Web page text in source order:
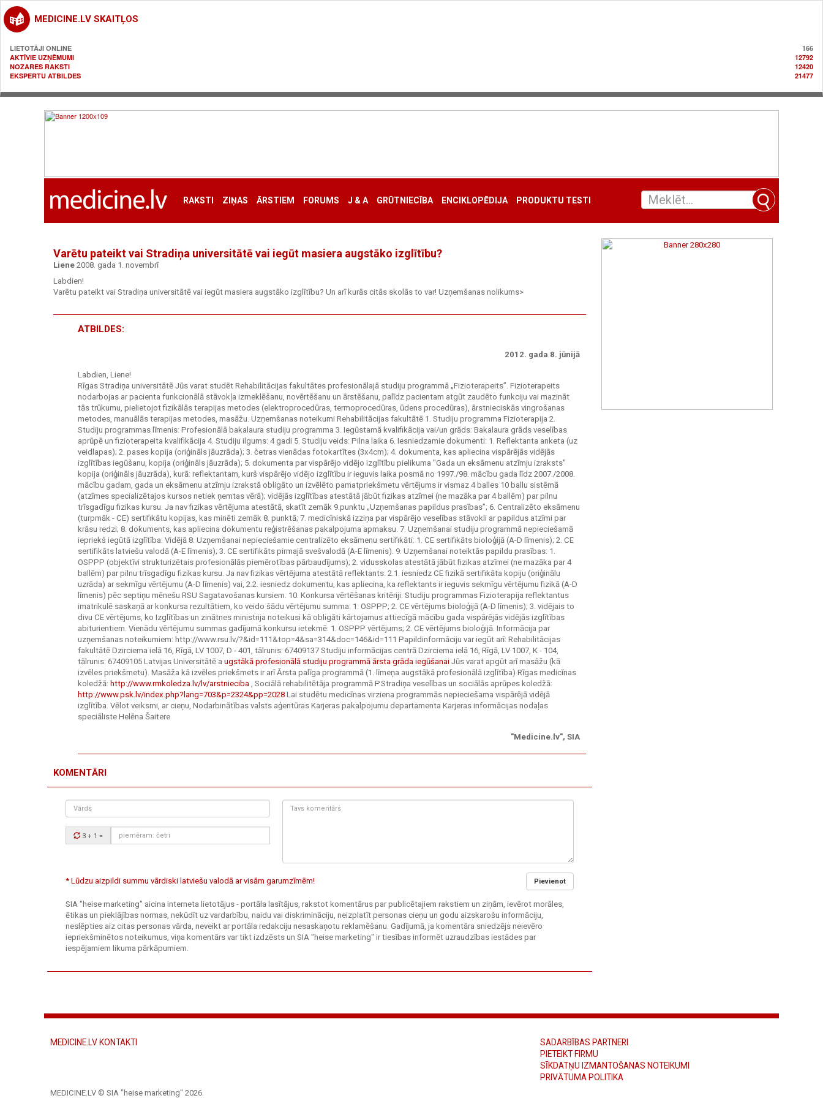
MEDICINE.LV SKAITĻOS
LIETOTĀJI ONLINE
166
AKTĪVIE UZŅĒMUMI
12792
NOZARES RAKSTI
12420
EKSPERTU ATBILDES
21477
RAKSTI ZIŅAS ĀRSTIEM FORUMS J & A GRŪTNIECĪBA ENCIKLOPĒDIJA PRODUKTU TESTI
Varētu pateikt vai Stradiņa universitātē vai iegūt masiera augstāko izglītību?
Liene 2008. gada 1. novembrī
Labdien!
Varētu pateikt vai Stradiņa universitātē vai iegūt masiera augstāko izglītību? Un arī kurās citās skolās to var! Uzņemšanas nolikums>
ATBILDES:
2012. gada 8. jūnijā
Labdien, Liene!
Rīgas Stradiņa universitātē Jūs varat studēt Rehabilitācijas fakultātes profesionālajā studiju programmā „Fizioterapeits”. Fizioterapeits
nodarbojas ar pacienta funkcionālā stāvokļa izmeklēšanu, novērtēšanu un ārstēšanu, palīdz pacientam atgūt zaudēto funkciju vai mazināt
tās trūkumu, pielietojot fizikālās terapijas metodes (elektroprocedūras, termoprocedūras, ūdens procedūras), ārstnieciskās vingrošanas
metodes, manuālās terapijas metodes, masāžu. Uzņemšanas noteikumi Rehabilitācijas fakultātē 1. Studiju programma Fizioterapija 2.
Studiju programmas līmenis: Profesionālā bakalaura studiju programma 3. Iegūstamā kvalifikācija vai/un grāds: Bakalaura grāds veselības
aprūpē un fizioterapeita kvalifikācija 4. Studiju ilgums: 4 gadi 5. Studiju veids: Pilna laika 6. Iesniedzamie dokumenti: 1. Reflektanta anketa (uz
veidlapas); 2. pases kopija (oriģināls jāuzrāda); 3. četras vienādas fotokartītes (3x4cm); 4. dokumenta, kas apliecina vispārējās vidējās
izglītības iegūšanu, kopija (oriģināls jāuzrāda); 5. dokumenta par vispārējo vidējo izglītību pielikuma "Gada un eksāmenu atzīmju izraksts"
kopija (oriģināls jāuzrāda), kurā: reflektantam, kurš vispārējo vidējo izglītību ir ieguvis laika posmā no 1997./98. mācību gada līdz 2007./2008.
mācību gadam, gada un eksāmenu atzīmju izrakstā obligāto un izvēlēto pamatpriekšmetu vērtējums ir vismaz 4 balles 10 ballu sistēmā
(atzīmes specializētajos kursos netiek ņemtas vērā); vidējās izglītības atestātā jābūt fizikas atzīmei (ne mazāka par 4 ballēm) par pilnu
trīsgadīgu fizikas kursu. Ja nav fizikas vērtējuma atestātā, skatīt zemāk 9.punktu „Uzņemšanas papildus prasības”; 6. Centralizēto eksāmenu
(turpmāk - CE) sertifikātu kopijas, kas minēti zemāk 8. punktā; 7. medicīniskā izziņa par vispārējo veselības stāvokli ar papildus atzīmi par
krāsu redzi; 8. dokuments, kas apliecina dokumentu reģistrēšanas pakalpojuma apmaksu. 7. Uzņemšanai studiju programmā nepieciešamā
iepriekš iegūtā izglītība: Vidējā 8. Uzņemšanai nepieciešamie centralizēto eksāmenu sertifikāti: 1. CE sertifikāts bioloģijā (A-D līmenis); 2. CE
sertifikāts latviešu valodā (A-E līmenis); 3. CE sertifikāts pirmajā svešvalodā (A-E līmenis). 9. Uzņemšanai noteiktās papildu prasības: 1.
OSPPP (objektīvi strukturizētais profesionālās piemērotības pārbaudījums); 2. vidusskolas atestātā jābūt fizikas atzīmei (ne mazāka par 4
ballēm) par pilnu trīsgadīgu fizikas kursu. Ja nav fizikas vērtējuma atestātā reflektants: 2.1. iesniedz CE fizikā sertifikāta kopiju (oriģinālu
uzrāda) ar sekmīgu vērtējumu (A-D līmenis) vai, 2.2. iesniedz dokumentu, kas apliecina, ka reflektants ir ieguvis sekmīgu vērtējumu fizikā (A-D
līmenis) pēc septiņu mēnešu RSU Sagatavošanas kursiem. 10. Konkursa vērtēšanas kritēriji: Studiju programmas Fizioterapija reflektantus
imatrikulē saskaņā ar konkursa rezultātiem, ko veido šādu vērtējumu summa: 1. OSPPP; 2. CE vērtējums bioloģijā (A-D līmenis); 3. vidējais to
divu CE vērtējums, ko Izglītības un zinātnes ministrija noteikusi kā obligāti kārtojamus attiecīgā mācību gada vispārējās vidējās izglītības
abiturientiem. Vienādu vērtējumu summas gadījumā konkursu ietekmē: 1. OSPPP vērtējums; 2. CE vērtējums bioloģijā. Informācija par
uzņemšanas noteikumiem: http://www.rsu.lv/?&id=111&top=4&sa=314&doc=146&id=111 Papildinformāciju var iegūt arī: Rehabilitācijas
fakultātē Dzirciema ielā 16, Rīgā, LV 1007, D - 401, tālrunis: 67409137 Studiju informācijas centrā Dzirciema ielā 16, Rīgā, LV 1007, K - 104,
tālrunis: 67409105 Latvijas Universitātē a ugstākā profesionālā studiju programmā ārsta grāda iegūšanai Jūs varat apgūt arī masāžu (kā
izvēles priekšmetu). Masāža kā izvēles priekšmets ir arī Ārsta palīga programmā (1. līmeņa augstākā profesionālā izglītība) Rīgas medicīnas
koledžā: http://www.rmkoledza.lv/lv/arstnieciba , Sociālā rehabilitētāja programmā P.Stradiņa veselības un sociālās aprūpes koledžā:
http://www.psk.lv/index.php?lang=703&p=2324&pp=2028 Lai studētu medicīnas virziena programmās nepieciešama vispārējā vidējā
izglītība. Vēlot veiksmi, ar cieņu, Nodarbinātības valsts aģentūras Karjeras pakalpojumu departamenta Karjeras informācijas nodaļas
speciāliste Helēna Šaitere
"Medicine.lv", SIA
KOMENTĀRI
Vārds
Drošības
kods:
3 + 1 =
Tavs
Pievienot
* Lūdzu aizpildi summu vārdiski latviešu valodā ar visām garumzīmēm!
SIA "heise marketing" aicina interneta lietotājus - portāla lasītājus, rakstot komentārus par publicētajiem rakstiem un ziņām, ievērot morāles,
ētikas un pieklājības normas, nekūdīt uz vardarbību, naidu vai diskrimināciju, neizplatīt personas cieņu un godu aizskarošu informāciju,
neslēpties aiz citas personas vārda, neveikt ar portāla redakciju nesaskaņotu reklamēšanu. Gadījumā, ja komentāra sniedzējs neievēro
iepriekšminētos noteikumus, viņa komentārs var tikt izdzēsts un SIA "heise marketing" ir tiesības informēt uzraudzības iestādes par
iespējamiem likuma pārkāpumiem.
MEDICINE.LV KONTAKTI
SADARBĪBAS PARTNERI
PIETEIKT FIRMU
SĪKDATŅU IZMANTOŠANAS NOTEIKUMI
PRIVĀTUMA POLITIKA
MEDICINE.LV © SIA "heise marketing" 2026.